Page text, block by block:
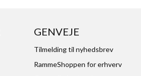
GENVEJE
Tilmelding til nyhedsbrev
RammeShoppen for erhverv